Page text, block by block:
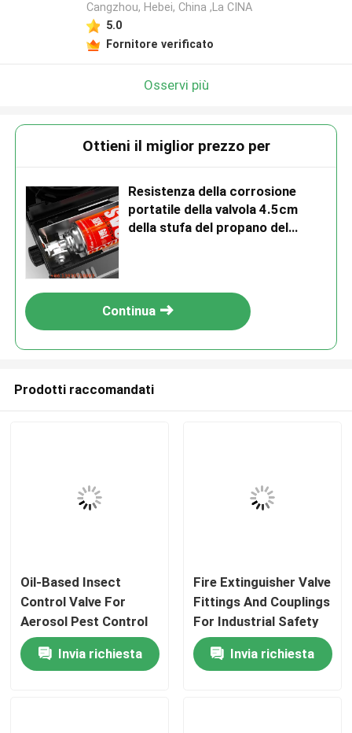
Casa
Cangzhou, Hebei, China ,La CINA
5.0
Fornitore verificato
Osservi più
Ottieni il miglior prezzo per
Resistenza della corrosione
portatile della valvola 4.5cm
della stufa del propano del
Continua
Prodotti raccomandati
Oil-Based Insect
Control Valve For
Aerosol Pest Control
Spray, Precision
DispensingInvia richiesta
Fire Extinguisher Valve
Fittings And Couplings
For Industrial Safety
Equipment, Durable
Pressure Connection
Invia richiesta